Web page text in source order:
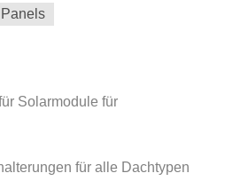
Solarmodule für
für alle Dachtypen